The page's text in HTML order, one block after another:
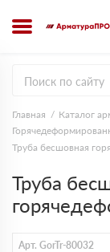
Главная Каталог
Труба бесшовная
Труба
Арт. GorTr-80032